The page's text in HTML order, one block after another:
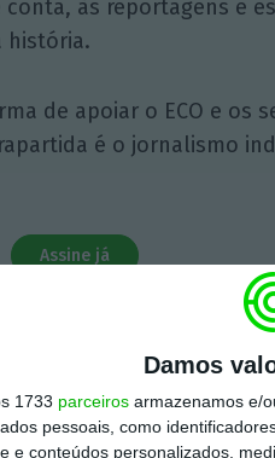
Damos
1733 parceiros armazenamos e/
pessoais, como
e conteúdos personalizados,
às reportagens e
história.
de apoiar o ECO e os
é o jornalismo
Assine já